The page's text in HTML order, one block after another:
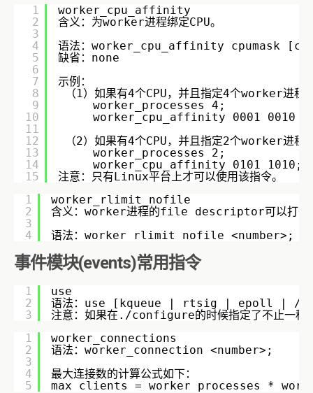
1
2
3
4
5
6
7
8
9
10
11
12
13
14
15
worker_cpu_affinity
含义：为worker进程绑定CPU。
语法：worker_cpu_affinity
缺省：none
示例：
（1）如果有4个CPU，并且指定4个worker进程
worker_processes 4;
worker_cpu_affinity 0001 0010
（2）如果有4个CPU，并且指定2个worker进程
worker_processes 2;
worker_cpu_affinity 0101 1010;
注意：只有Linux平台上才可以使用该指令。
1
2
3
4
worker_rlimit_nofile
含义：worker进程的file descriptor可以打开
语法：worker_rlimit_nofile <number>;
事件模块(events)常用指令
1
2
3
use
语法：use [kqueue | rtsig | epoll |
注意：如果在./configure的时候指定了不止一种
1
2
3
4
5
worker_connections
语法：worker_connection <number>;
最大连接数的计算公式如下：
max_clients = worker_processes *